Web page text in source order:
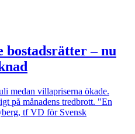
– nu
medan villapriserna ökade.
på månadens tredbrott. "En
tf VD för Svensk